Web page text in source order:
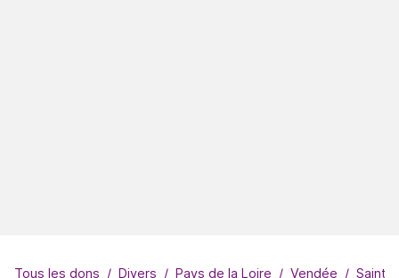
Tous les dons Divers Pays de la Loire Vendée Saint-